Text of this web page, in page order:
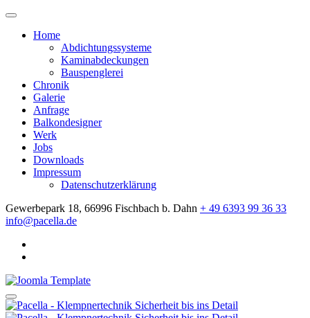
Home
Abdichtungssysteme
Kaminabdeckungen
Bauspenglerei
Chronik
Galerie
Anfrage
Balkondesigner
Werk
Jobs
Downloads
Impressum
Datenschutzerklärung
Gewerbepark 18, 66996 Fischbach b. Dahn + 49 6393 99 36 33
info@pacella.de